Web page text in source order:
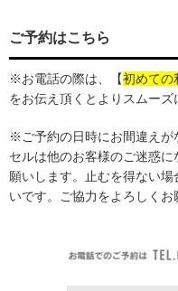
ご予約はこちら
※お電話の際は、 【初めての
をお伝え頂くとよりスムーズ
※ご予約の日時にお間違えが
セルは他のお客様のご迷惑
願いします。止むを得ない
いです。ご協力をよろしくお